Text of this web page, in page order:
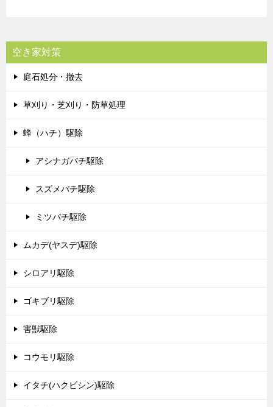
空き家対策
庭石処分・撤去
草刈り・芝刈り・防草処理
蜂（ハチ）駆除
アシナガバチ駆除
スズメバチ駆除
ミツバチ駆除
ムカデ(ヤスデ)駆除
シロアリ駆除
ゴキブリ駆除
害獣駆除
コウモリ駆除
イタチ(ハクビシン)駆除